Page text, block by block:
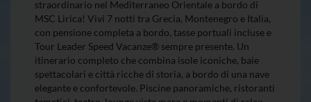
straordinario nel Mediterraneo Orientale a bordo di
MSC Lirica! Vivi 7 notti tra Grecia, Montenegro e Italia,
con pensione completa a bordo, tasse portuali incluse e
Tour Leader Speed Vacanze® sempre presente. Un
itinerario completo che combina isole iconiche, baie
spettacolari e città ricche di storia, a bordo di una nave
elegante e confortevole. Piscine panoramiche, ristoranti